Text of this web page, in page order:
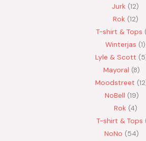
Jurk 12
Rok 12
T-shirt & Tops
Winterjas 1
Lyle & Scott 5
Mayoral 8
Moodstreet 12
NoBell 19
Rok 4
T-shirt & Tops
NoNo 54